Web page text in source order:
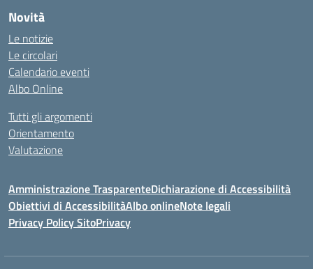
Novità
Le notizie
Le circolari
Calendario eventi
Albo Online
Tutti gli argomenti
Orientamento
Valutazione
Amministrazione TrasparenteDichiarazione di Accessibilità
Obiettivi di AccessibilitàAlbo onlineNote legali
Privacy Policy SitoPrivacy